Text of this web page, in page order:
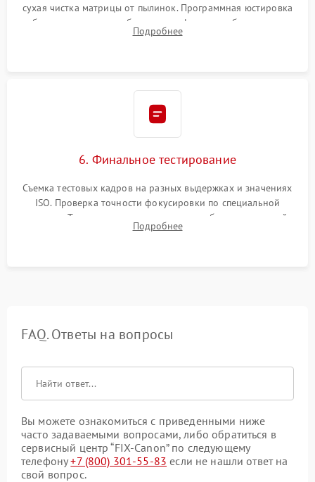
сухая чистка матрицы от пылинок. Программная юстировка
рабочего отрезка, калибровка автофокуса, стабилизатора и
экспозамера с помощью сервисного ПО.
Подробнее
6. Финальное тестирование
Съемка тестовых кадров на разных выдержках и значениях
ISO. Проверка точности фокусировки по специальной
мишени. Тест записи на карту памяти, работы встроенной
вспышки, микрофона и всех кнопок управления.
Подробнее
FAQ. Ответы на вопросы
Вы можете ознакомиться с приведенными ниже
часто задаваемыми вопросами, либо обратиться в
сервисный центр “FIX-Canon” по следующему
телефону+7 (800) 301-55-83 если не нашли ответ на
свой вопрос.